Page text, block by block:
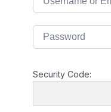
Security Code: